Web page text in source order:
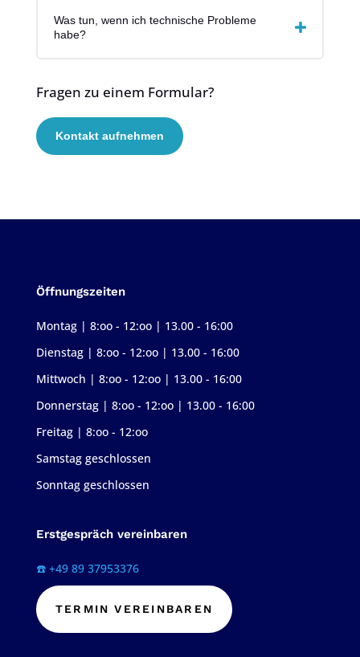
Was tun, wenn ich technische Probleme
habe?
Fragen zu einem Formular?
Kontakt aufnehmen
Öffnungszeiten
Montag | 8:oo - 12:oo | 13.00 - 16:00
Dienstag | 8:oo - 12:oo | 13.00 - 16:00
Mittwoch | 8:oo - 12:oo | 13.00 - 16:00
Donnerstag | 8:oo - 12:oo | 13.00 - 16:00
Freitag | 8:oo - 12:oo
Samstag geschlossen
Sonntag geschlossen
Erstgespräch vereinbaren
☎️ +49 89 37953376
TERMIN VEREINBAREN